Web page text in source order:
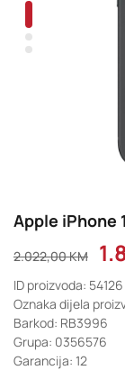
Apple iPhone
2.022,00KM
ID proizvoda: 54126
Oznaka dijela
Barkod: RB3996
Grupa: 0356576
Garancija: 12